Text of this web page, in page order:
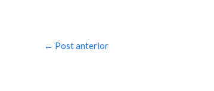
← Post anterior